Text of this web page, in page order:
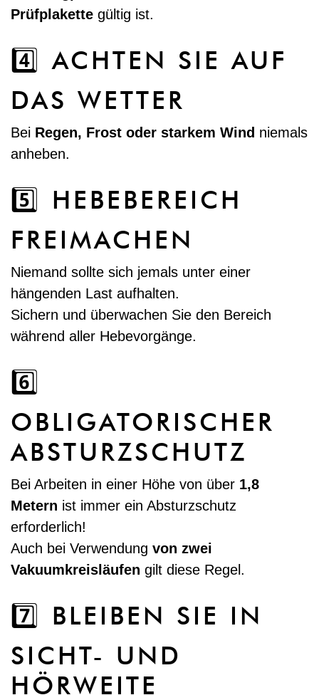
Prüfplakette gültig ist.
4️⃣ ACHTEN SIE AUF
DAS WETTER
Bei Regen, Frost oder starkem Wind niemals
anheben.
5️⃣ HEBEBEREICH
FREIMACHEN
Niemand sollte sich jemals unter einer
hängenden Last aufhalten.
Sichern und überwachen Sie den Bereich
während aller Hebevorgänge.
6️⃣
OBLIGATORISCHER
ABSTURZSCHUTZ
Bei Arbeiten in einer Höhe von über 1,8
Metern ist immer ein Absturzschutz
erforderlich!
Auch bei Verwendung von zwei
Vakuumkreisläufen gilt diese Regel.
7️⃣ BLEIBEN SIE IN
SICHT- UND
HÖRWEITE